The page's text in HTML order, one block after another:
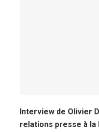
Interview de Olivier
relations presse à la